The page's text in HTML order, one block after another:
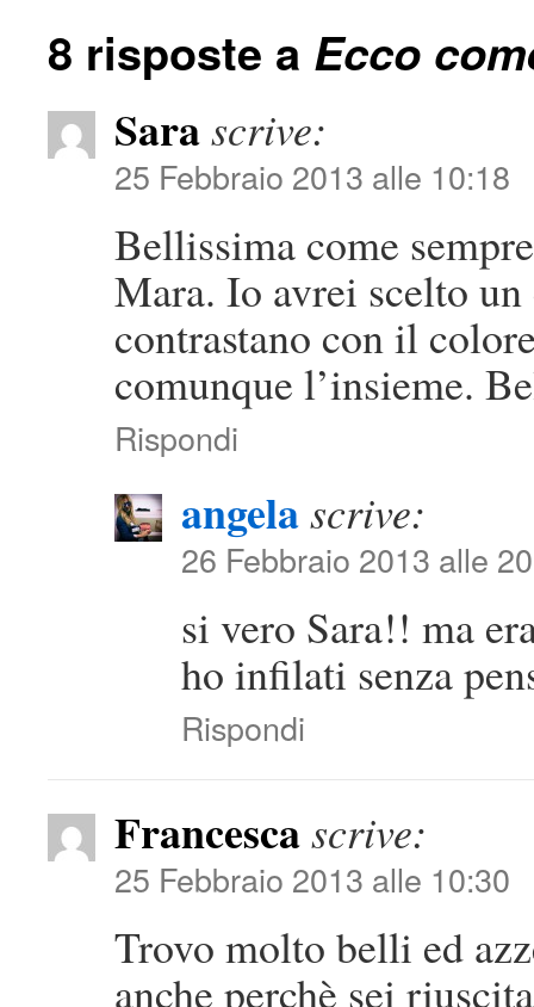
8 risposte a Ecco
Sarascrive:
25 Febbraio 2013 alle 10:18
Bellissima come
Mara. Io avrei scelto
contrastano con il
comunque l’insieme.
Rispondi
angelascrive:
26 Febbraio 2013 alle
si vero Sara!! ma
ho infilati senza
Rispondi
Francescascrive:
25 Febbraio 2013 alle 10:30
Trovo molto belli ed
anche perchè sei